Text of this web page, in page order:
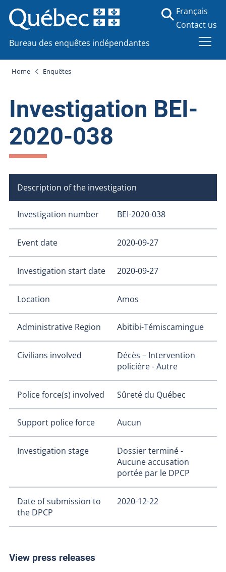
Bureau des enquêtes indépendantes
Français
Contact us
Home Enquêtes
Investigation BEI-
2020-038
Description of the investigation
Investigation number BEI-2020-038
Event date 2020-09-27
Investigation start date 2020-09-27
Location Amos
Administrative Region Abitibi-Témiscamingue
Civilians involved
Décès – Intervention
policière - Autre
Police force(s) involved Sûreté du Québec
Support police force Aucun
Investigation stage
Dossier terminé -
Aucune accusation
portée par le DPCP
Date of submission to
the DPCP
2020-12-22
View press releases